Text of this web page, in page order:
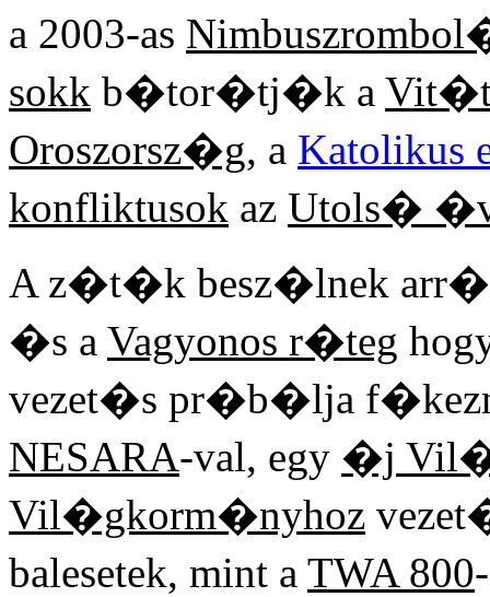
a 2003-as
sokk b�tor�tj�k a
Oroszorsz�g, a Katolikus
konfliktusok az Utols�
A z�t�k besz�lnek
�s a Vagyonos r�teg
vezet�s pr�b�lja
NESARA-val, egy �j
Vil�gkorm�nyhoz
balesetek, mint a TWA 800